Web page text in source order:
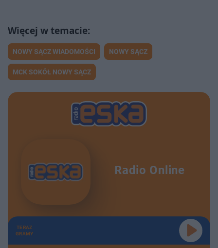
NOWY SĄCZ WIADOMOŚCI NOWY SĄCZ
MCK SOKÓŁ NOWY SĄCZ
Radio Online
TERAZ
GRAMY